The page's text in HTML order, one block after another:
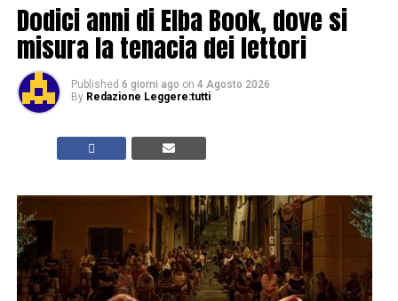
Dodici anni di Elba Book, dove si
misura la tenacia dei lettori
Published 6 giorni ago on 4 Agosto 2026
By Redazione Leggere:tutti